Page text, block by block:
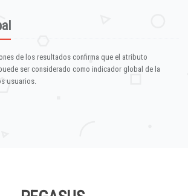
de los resultados confirma que el atributo
ser considerado como indicador global de la
usuarios.